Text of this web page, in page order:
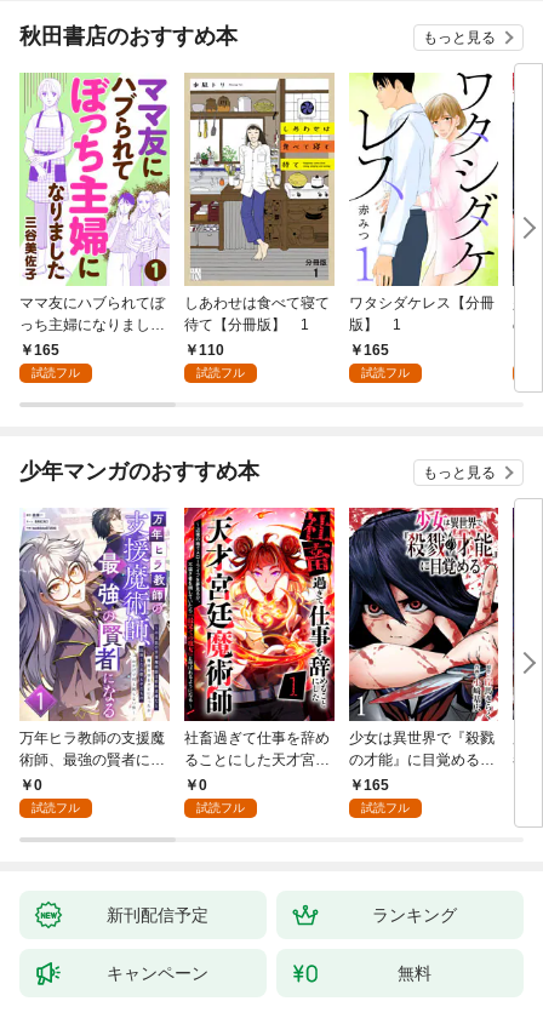
秋田書店のおすすめ本 もっと見る
ママ友にハブられてぼ
っち主婦になりました
【分冊版】 1
165
試読フル
しあわせは食べて寝て
待て【分冊版】 1
110
試読フル
ワタシダケレス【分冊
版】 1
165
試読フル
の
少年マンガのおすすめ本 もっと見る
万年ヒラ教師の支援魔
術師、最強の賢者にな
る～不人気の支援魔術
師は給料泥棒だと魔術
が、出世した元教え子
0
試読フル
社畜過ぎて仕事を辞め
ることにした天才宮廷
魔術師～辺境の地でス
ローライフを夢見る
0
試読フル
少女は異世界で『殺戮
の才能』に目覚める
(話売り) #1
165
試読フル
者
新刊配信予定 ランキング
キャンペーン 無料